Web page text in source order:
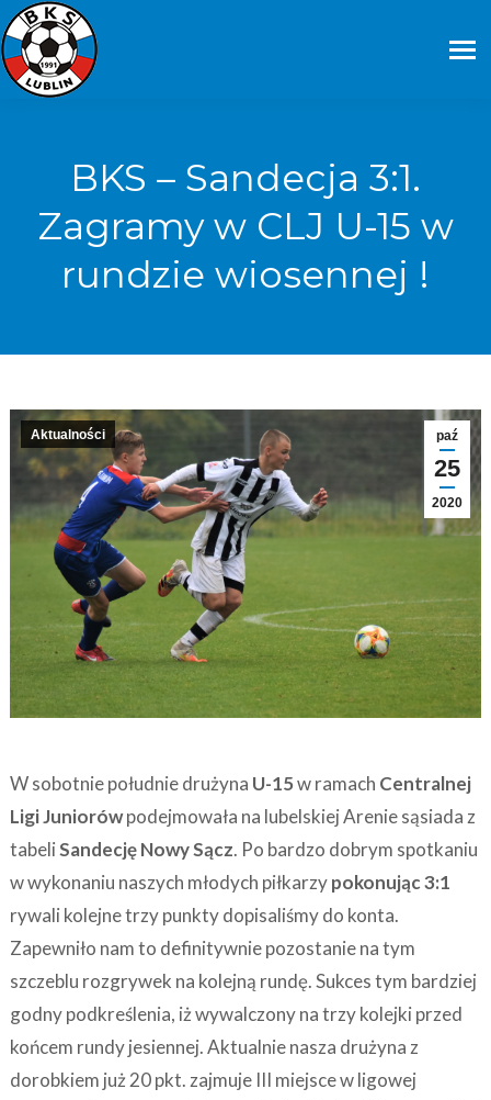
BKS – Sandecja 3:1.
Zagramy w CLJ U-15 w
rundzie wiosennej !
paź
25
2020
Aktualności
W sobotnie południe drużyna U-15w ramach Centralnej
Ligi Juniorówpodejmowała na lubelskiej Arenie sąsiada z
tabeliSandecję Nowy Sącz. Po bardzo dobrym spotkaniu
w wykonaniu naszych młodych piłkarzypokonując 3:1
rywali kolejne trzy punkty dopisaliśmy do konta.
Zapewniło nam to definitywnie pozostanie na tym
szczeblu rozgrywek na kolejną rundę. Sukces tym bardziej
godny podkreślenia, iż wywalczony na trzy kolejki przed
końcem rundy jesiennej. Aktualnie nasza drużyna z
dorobkiem już 20 pkt. zajmuje III miejsce w ligowej